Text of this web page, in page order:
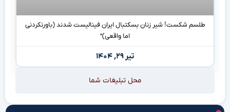
طلسم شکست! شیر زنان بسکتبال ایران فینالیست شدند (باورنکردنی
اما واقعی)”
تیر ۲۹, ۱۴۰۴
محل تبلیغات شما